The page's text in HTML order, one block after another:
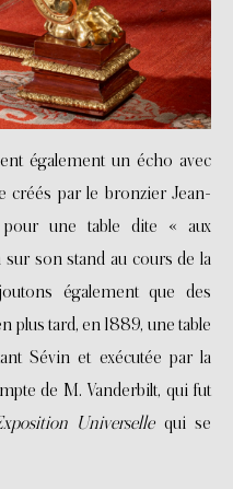
également un écho avec
créés par le bronzier Jean-
pour une table dite « aux
son stand au cours de la
également que des
plus tard, en 1889, une table
Sévin et exécutée par la
de M. Vanderbilt, qui fut
Universellequi se